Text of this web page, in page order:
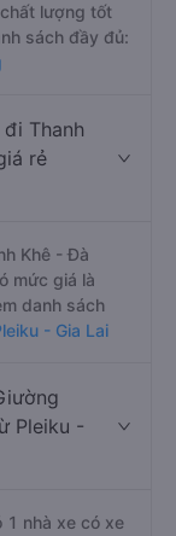
lượng tốt
sách đầy đủ:
Thanh
rẻ
Khê - Đà
mức giá là
danh sách
- Gia Lai
Pleiku -
1 nhà xe có xe